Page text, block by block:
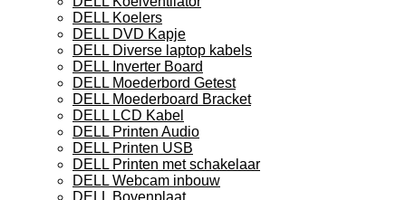
DELL Koelers
DELL DVD Kapje
DELL Diverse laptop kabels
DELL Inverter Board
DELL Moederbord Getest
DELL Moederboard Bracket
DELL LCD Kabel
DELL Printen Audio
DELL Printen USB
DELL Printen met schakelaar
DELL Webcam inbouw
DELL Bovenplaat